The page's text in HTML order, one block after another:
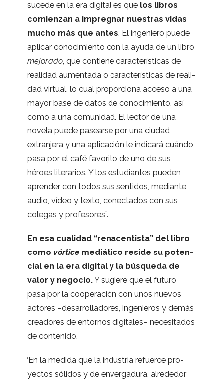
sucede en la era digi­tal es que los libros
comien­zan a impreg­nar nues­tras vidas
mucho más que antes. El inge­niero puede
apli­car cono­ci­miento con la ayuda de un libro
mejo­rado, que con­tiene carac­te­rís­ti­cas de
reali­dad aumen­tada o carac­te­rís­ti­cas de reali­
dad vir­tual, lo cual pro­por­ciona acceso a una
mayor base de datos de cono­ci­miento, así
como a una comu­ni­dad. El lec­tor de una
novela puede pasearse por una ciu­dad
extran­jera y una apli­ca­ción le indi­cará cuándo
pasa por el café favo­rito de uno de sus
héroes lite­ra­rios. Y los estu­dian­tes pue­den
apren­der con todos sus sen­ti­dos, mediante
audio, vídeo y texto, conec­ta­dos con sus
cole­gas y profesores”.
En esa cua­li­dad “rena­cen­tista” del libro
como vór­ticemediá­tico reside su poten­
cial en la era digi­tal y la bús­queda de
valor y nego­cio.Y sugiere que el futuro
pasa por la coope­ra­ción con unos nue­vos
acto­res –desa­rro­lla­do­res, inge­nie­ros y demás
crea­do­res de entor­nos digi­ta­les– nece­si­ta­dos
de contenido.
“En la medida que la indus­tria refuerce pro­
yec­tos sóli­dos y de enver­ga­dura, alre­de­dor